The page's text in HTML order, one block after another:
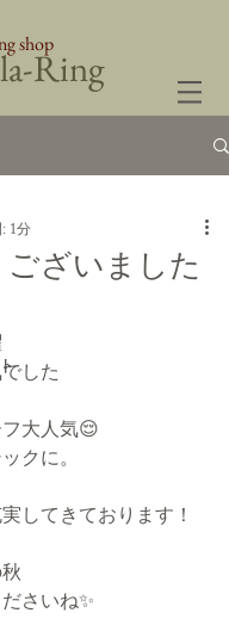
Ring
shop
ざいました
1分
した
大人気😌
クに。
してきております！
さいね✨